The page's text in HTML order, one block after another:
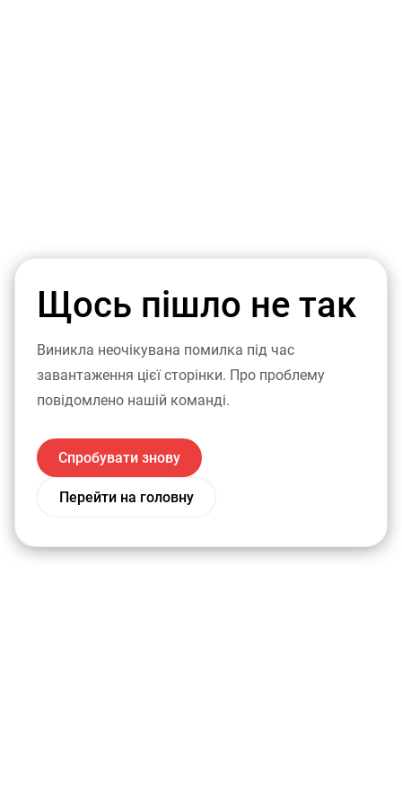
Щось пішло не так
Виникла неочікувана помилка під час
завантаження цієї сторінки. Про проблему
повідомлено нашій команді.
Спробувати знову
Перейти на головну